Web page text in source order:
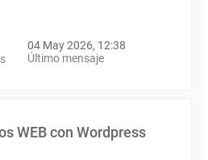
04 May 2026, 12:38
Último mensaje
WEB con Wordpress